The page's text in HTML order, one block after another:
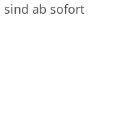
sind ab sofort